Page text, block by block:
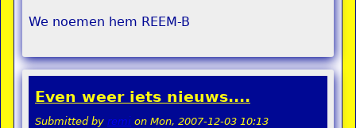
We noemen hem REEM-B
Even weer iets nieuws....
Submitted by remi on Mon, 2007-12-03 10:13